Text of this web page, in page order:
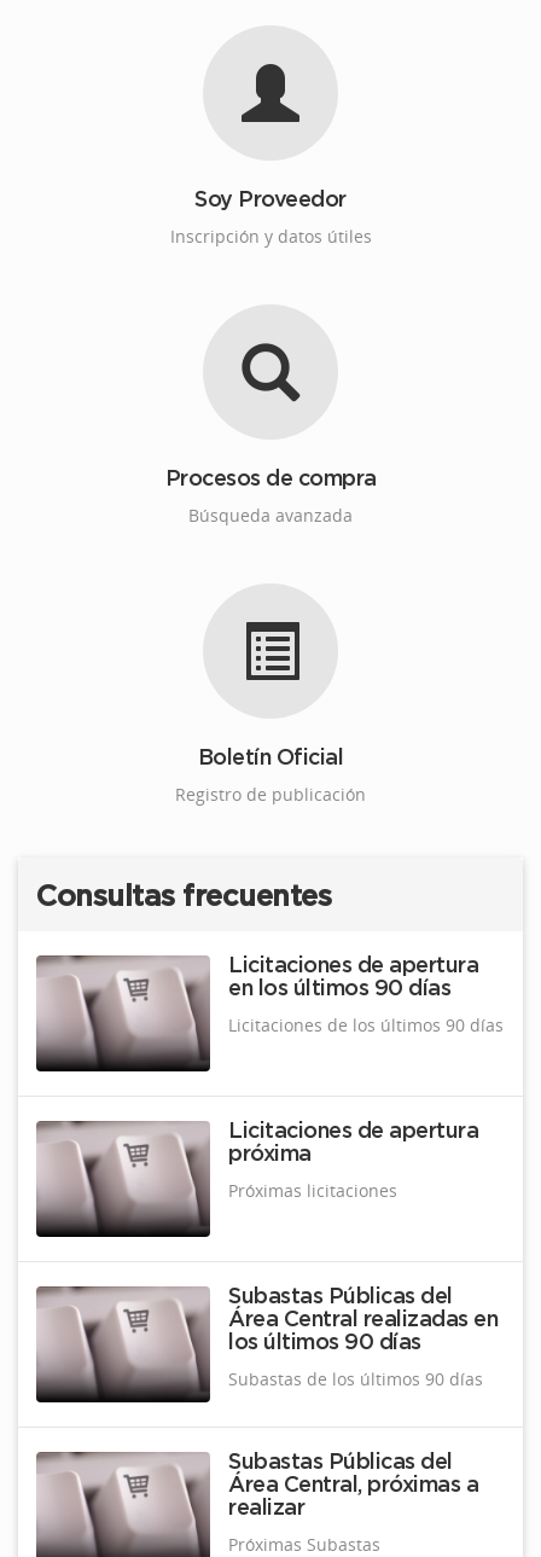
Soy Proveedor
Inscripción y datos útiles
Procesos de compra
Búsqueda avanzada
Boletín Oficial
Registro de publicación
Consultas frecuentes
Licitaciones de apertura
en los últimos 90 días
Licitaciones de los últimos 90 días
Licitaciones de apertura
próxima
Próximas licitaciones
Subastas Públicas del
Área Central realizadas en
los últimos 90 días
Subastas de los últimos 90 días
Subastas Públicas del
Área Central, próximas a
realizar
Próximas Subastas